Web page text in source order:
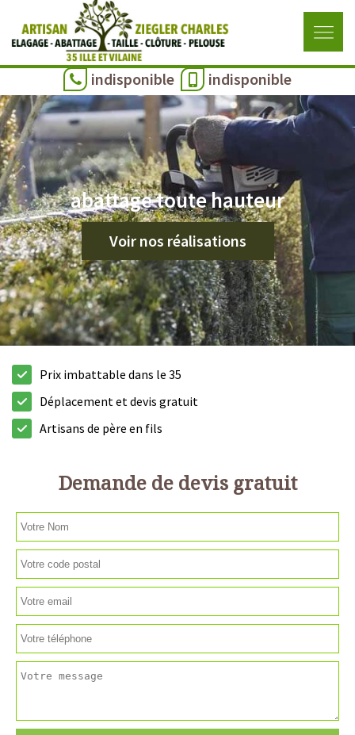
indisponible indisponible
abattage toute hauteur
Voir nos réalisations
Prix imbattable dans le 35
Déplacement et devis gratuit
Artisans de père en fils
Demande de devis gratuit